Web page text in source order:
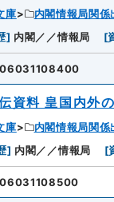
庫 内閣情報局関係
] 内閣／／情報局 [
資料 皇国内外
庫 内閣情報局関係
] 内閣／／情報局 [